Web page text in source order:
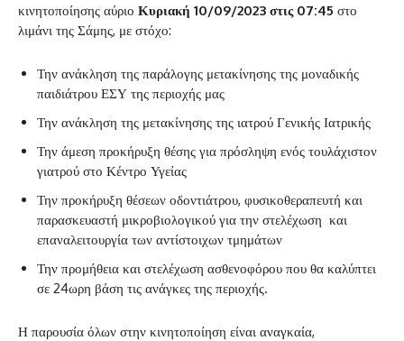
κινητοποίησης αύριο Κυριακή 10/09/2023 στις 07:45 στο
λιμάνι της Σάμης, με στόχο:
Την ανάκληση της παράλογης μετακίνησης της μοναδικής
παιδιάτρου ΕΣΥ της περιοχής μας
Την ανάκληση της μετακίνησης της ιατρού Γενικής Ιατρικής
Την άμεση προκήρυξη θέσης για πρόσληψη ενός τουλάχιστον
γιατρού στο Κέντρο Υγείας
Την προκήρυξη θέσεων οδοντιάτρου, φυσικοθεραπευτή και
παρασκευαστή μικροβιολογικού για την στελέχωση και
επαναλειτουργία των αντίστοιχων τμημάτων
Την προμήθεια και στελέχωση ασθενοφόρου που θα καλύπτει
σε 24ωρη βάση τις ανάγκες της περιοχής.
Η παρουσία όλων στην κινητοποίηση είναι αναγκαία,